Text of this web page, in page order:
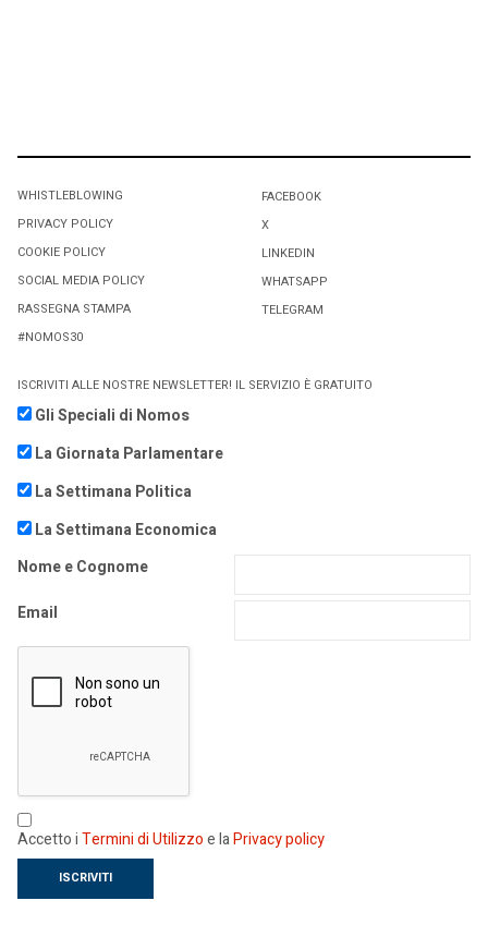
WHISTLEBLOWING
PRIVACY POLICY
COOKIE POLICY
SOCIAL MEDIA POLICY
RASSEGNA STAMPA
#NOMOS30
FACEBOOK
X
LINKEDIN
WHATSAPP
TELEGRAM
ISCRIVITI ALLE NOSTRE NEWSLETTER! IL SERVIZIO È GRATUITO
Gli Speciali di Nomos
La Giornata Parlamentare
La Settimana Politica
La Settimana Economica
Nome e Cognome
Email
Accetto iTermini di Utilizzoe laPrivacy policy